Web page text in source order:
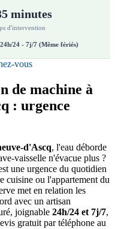
minutes
d'intervention
24h/24 - 7j/7 (Même fériés)
vous
de machine à
: urgence
d'Ascq, l'eau déborde
vaisselle n'évacue plus ?
une urgence du quotidien
cuisine ou l'appartement du
met en relation les
avec un artisan
joignable 24h/24 et 7j/7,
gratuit par téléphone au